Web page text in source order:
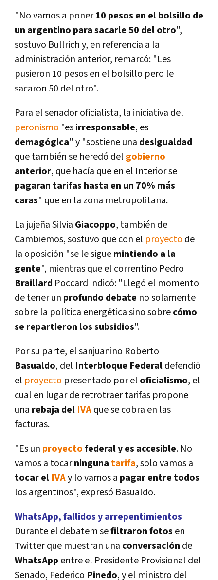
"No vamos a poner10 pesos en el bolsillo de
un argentino para sacarle 50 del otro",
sostuvo Bullrich y, en referencia a la
administración anterior, remarcó: "Les
pusieron 10 pesos en el bolsillo pero le
sacaron 50 del otro".
Para el senador oficialista, la iniciativa del
peronismo "esirresponsable, es
demagógica" y "sostiene una desigualdad
que también se heredó del gobierno
anterior, que hací­a que en el Interior se
pagaran tarifas hasta en un 70% más
caras" que en la zona metropolitana.
La jujeña Silvia Giacoppo, también de
Cambiemos, sostuvo que con el proyecto de
la oposición "se le siguemintiendo a la
gente", mientras que el correntino Pedro
Braillard Poccard indicó: "Llegó el momento
de tener un profundo debate no solamente
sobre la polí­tica energética sino sobrecómo
se repartieron los subsidios".
Por su parte, el sanjuanino Roberto
Basualdo, del Interbloque Federaldefendió
el proyecto presentado por el oficialismo, el
cual en lugar de retrotraer tarifas propone
una rebaja del IVAque se cobra en las
facturas.
"Es un proyectofederal y es accesible. No
vamos a tocarninguna tarifa, solo vamos a
tocar el IVAy lo vamos a pagar entre todos
los argentinos", expresó Basualdo.
WhatsApp, fallidos y arrepentimientos
Durante el debatem sefiltraron fotos en
Twitter que muestran una conversación de
WhatsApp entre el Presidente Provisional del
Senado, Federico Pinedo, y el ministro del